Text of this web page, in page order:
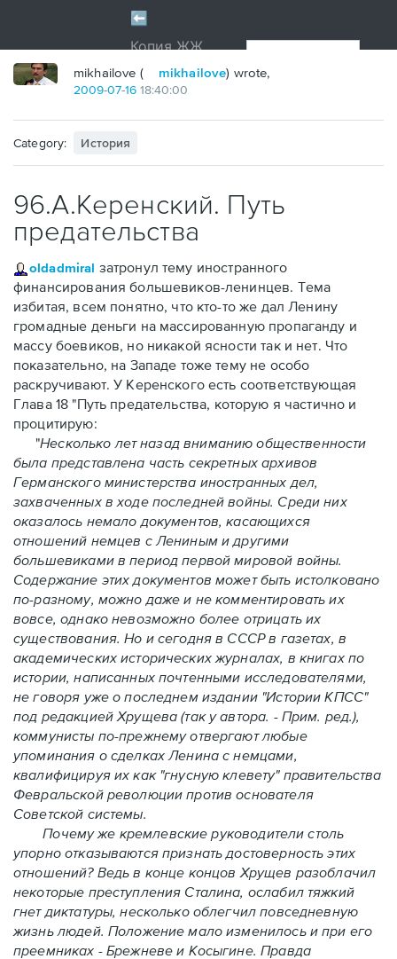
mikhailove ( mikhailove) wrote,
2009-07-16 18:40:00
Category: История
96.А.Керенский. Путь
предательства
oldadmiral затронул тему иностранного
финансирования большевиков-ленинцев. Тема
избитая, всем понятно, что кто-то же дал Ленину
громадные деньги на массированную пропаганду и
массу боевиков, но никакой ясности так и нет. Что
показательно, на Западе тоже тему не особо
раскручивают. У Керенского есть соответствующая
Глава 18 "Путь предательства, которую я частично и
процитирую:
"Несколько лет назад вниманию общественности
была представлена часть секретных архивов
Германского министерства иностранных дел,
захваченных в ходе последней войны. Среди них
оказалось немало документов, касающихся
отношений немцев с Лениным и другими
большевиками в период первой мировой войны.
Содержание этих документов может быть истолковано
по-разному, можно даже и не комментировать их
вовсе, однако невозможно более отрицать их
существования. Но и сегодня в СССР в газетах, в
академических исторических журналах, в книгах по
истории, написанных почтенными исследователями,
не говоря уже о последнем издании "Истории КПСС"
под редакцией Хрущева (так у автора. - Прим. ред.),
коммунисты по-прежнему отвергают любые
упоминания о сделках Ленина с немцами,
квалифицируя их как "гнусную клевету" правительства
Февральской революции против основателя
Советской системы.
Почему же кремлевские руководители столь
упорно отказываются признать достоверность этих
отношений? Ведь в конце концов Хрущев разоблачил
некоторые преступления Сталина, ослабил тяжкий
гнет диктатуры, несколько облегчил повседневную
жизнь людей. Положение мало изменилось и при его
преемниках - Брежневе и Косыгине. Правда